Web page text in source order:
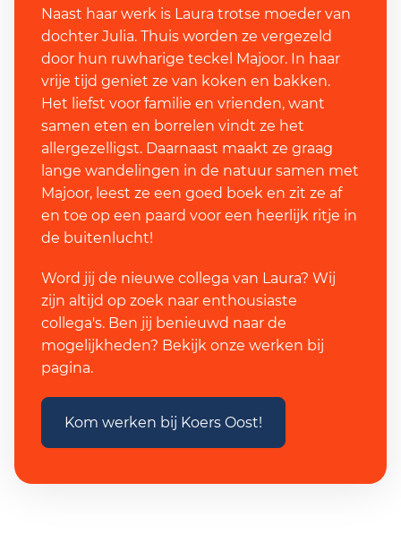
Naast haar werk is Laura trotse moeder van
dochter Julia. Thuis worden ze vergezeld
door hun ruwharige teckel Majoor. In haar
vrije tijd geniet ze van koken en bakken.
Het liefst voor familie en vrienden, want
samen eten en borrelen vindt ze het
allergezelligst. Daarnaast maakt ze graag
lange wandelingen in de natuur samen met
Majoor, leest ze een goed boek en zit ze af
en toe op een paard voor een heerlijk ritje in
de buitenlucht!
Word jij de nieuwe collega van Laura? Wij
zijn altijd op zoek naar enthousiaste
collega's. Ben jij benieuwd naar de
mogelijkheden? Bekijk onze werken bij
pagina.
Kom werken bij Koers Oost!